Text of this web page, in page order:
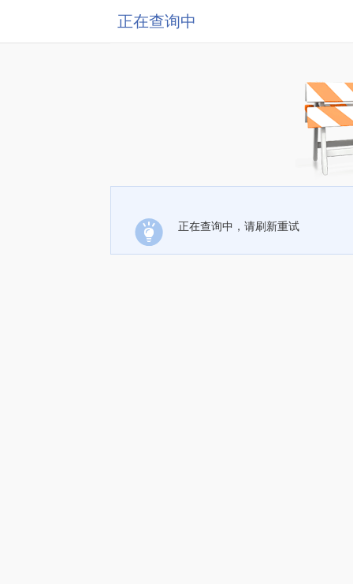
正在查询中
正在查询中，请刷新重试